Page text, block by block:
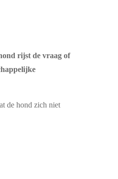
rijst de vraag of
de hond zich niet